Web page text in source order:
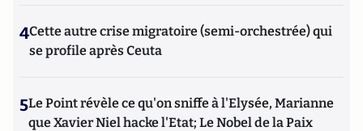
4Cette autre crise migratoire (semi-orchestrée) qui
se profile après Ceuta
5Le Point révèle ce qu'on sniffe à l'Elysée, Marianne
que Xavier Niel hacke l'Etat; Le Nobel de la Paix